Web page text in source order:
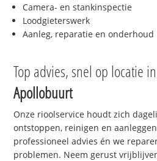
Camera- en stankinspectie
Loodgieterswerk
Aanleg, reparatie en onderhoud
Top advies, snel op locatie
Apollobuurt
Onze rioolservice houdt zich
ontstoppen, reinigen en
professioneel advies én we
problemen. Neem gerust